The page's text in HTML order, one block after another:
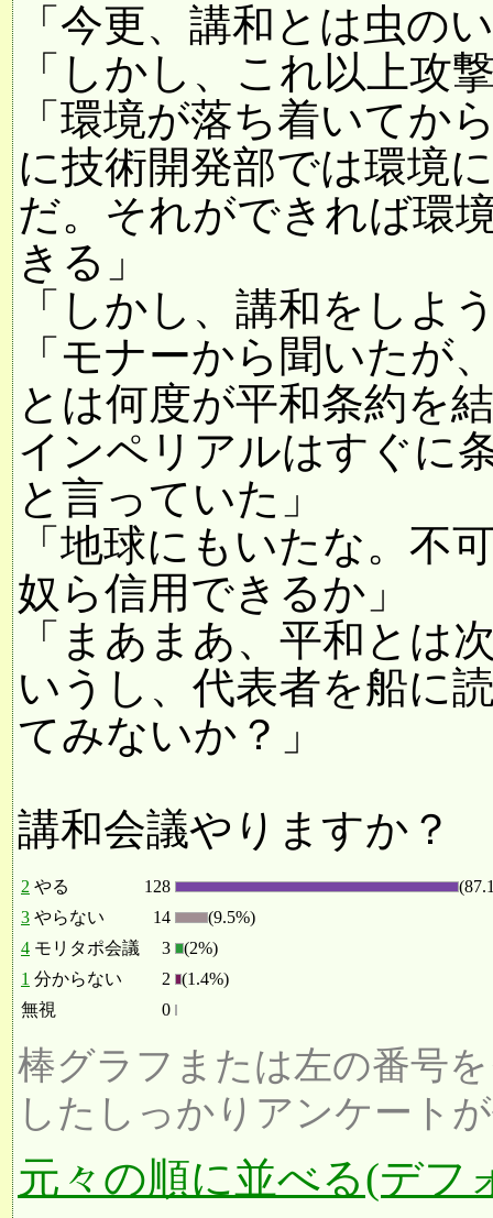
「今更、講和とは虫の
「しかし、これ以上攻
「環境が落ち着いてか
に技術開発部では環境
だ。それができれば環
きる」
「しかし、講和をし
「モナーから聞いたが
とは何度が平和条約を
インペリアルはすぐに
と言っていた」
「地球にもいたな。不
奴ら信用できるか」
「まあまあ、平和とは
いうし、代表者を船に
てみないか？」
講和会議やりますか？
2 やる 128
3 やらない 14
(9.5%)
4 モリタポ会議 3
(2%)
1 分からない 2
(1.4%)
無視
0
棒グラフまたは左の番号
したしっかりアンケート
元々の順に並べる(デフ